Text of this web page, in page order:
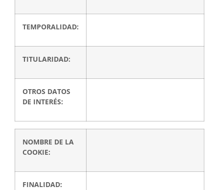
TEMPORALIDAD:
TITULARIDAD:
OTROS DATOS
DE INTERÉS:
NOMBRE DE LA
COOKIE:
FINALIDAD: